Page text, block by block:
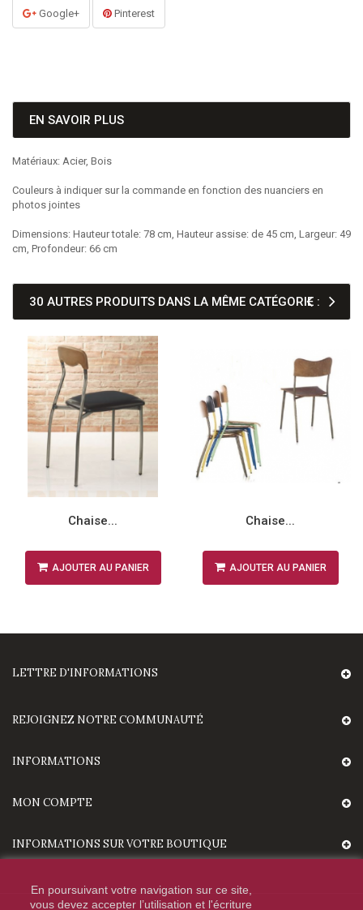
Google+ Pinterest
EN SAVOIR PLUS
Matériaux: Acier, Bois
Couleurs à indiquer sur la commande en fonction des nuanciers en
photos jointes
Dimensions: Hauteur totale: 78 cm, Hauteur assise: de 45 cm, Largeur: 49
cm, Profondeur: 66 cm
30 AUTRES PRODUITS DANS LA MÊME CATÉGORIE :
Chaise...
AJOUTER AU PANIER
Chaise...
AJOUTER AU PANIER
LETTRE D'INFORMATIONS
REJOIGNEZ NOTRE COMMUNAUTÉ
INFORMATIONS
MON COMPTE
INFORMATIONS SUR VOTRE BOUTIQUE
En poursuivant votre navigation sur ce site,
vous devez accepter l’utilisation et l'écriture